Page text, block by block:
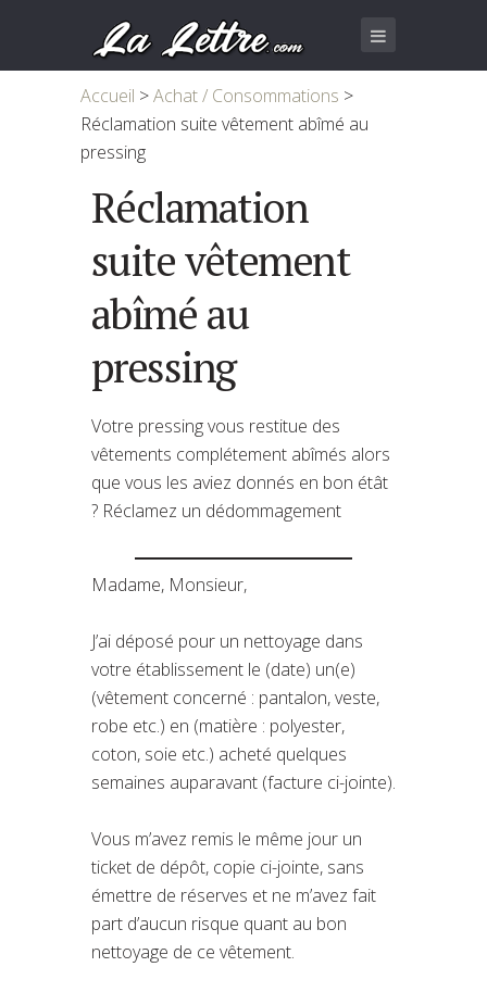
Accueil >Achat / Consommations >
Réclamation suite vêtement abîmé au
pressing
Réclamation
suite vêtement
abîmé au
pressing
Votre pressing vous restitue des
vêtements complétement abîmés alors
que vous les aviez donnés en bon étât
? Réclamez un dédommagement
Madame, Monsieur,
J’ai déposé pour un nettoyage dans
votre établissement le (date) un(e)
(vêtement concerné : pantalon, veste,
robe etc.) en (matière : polyester,
coton, soie etc.) acheté quelques
semaines auparavant (facture ci-jointe).
Vous m’avez remis le même jour un
ticket de dépôt, copie ci-jointe, sans
émettre de réserves et ne m’avez fait
part d’aucun risque quant au bon
nettoyage de ce vêtement.